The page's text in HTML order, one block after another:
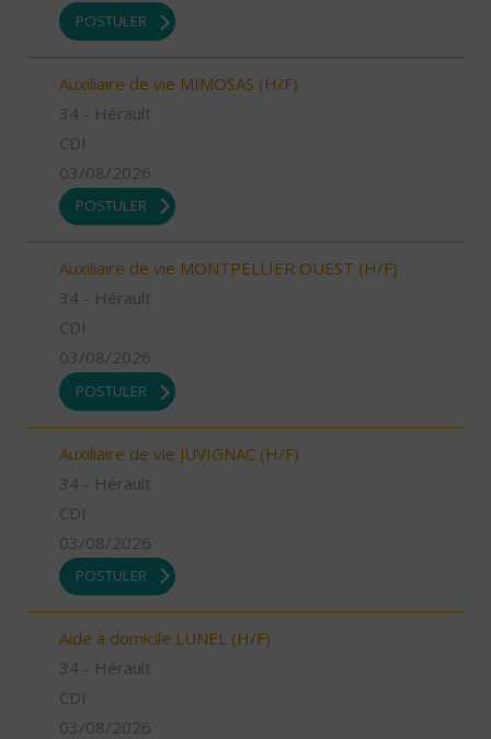
POSTULER
Auxiliaire de vie MIMOSAS (H/F)
34 - Hérault
CDI
03/08/2026
POSTULER
Auxiliaire de vie MONTPELLIER OUEST (H/F)
34 - Hérault
CDI
03/08/2026
POSTULER
Auxiliaire de vie JUVIGNAC (H/F)
34 - Hérault
CDI
03/08/2026
POSTULER
Aide à domicile LUNEL (H/F)
34 - Hérault
CDI
03/08/2026